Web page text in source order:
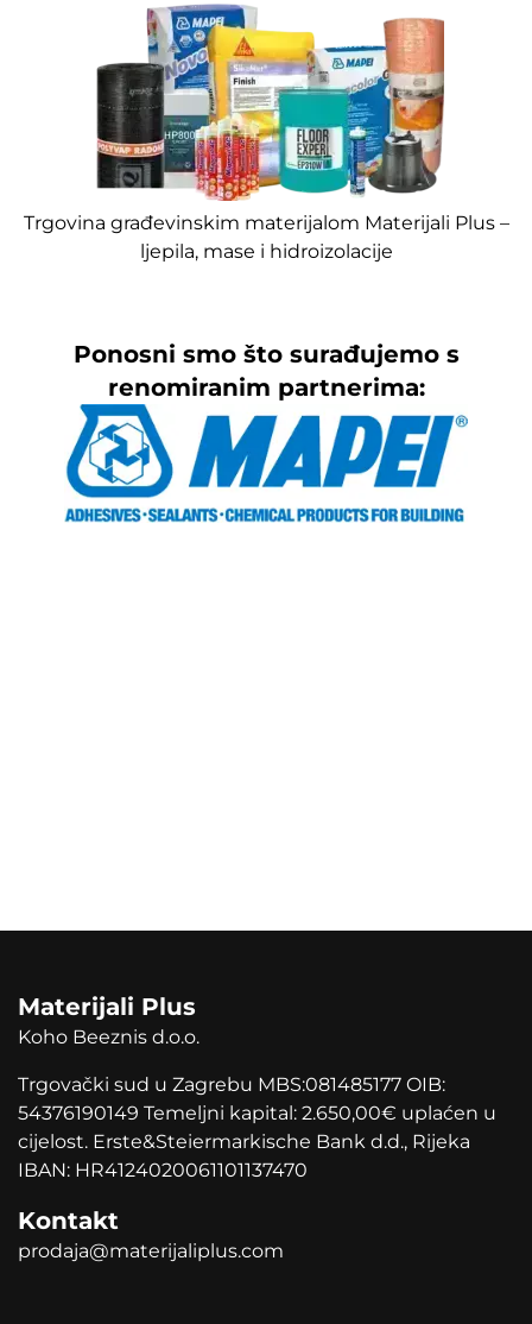
Trgovina građevinskim materijalom Materijali Plus –
ljepila, mase i hidroizolacije
Ponosni smo što surađujemo s
renomiranim partnerima:
Materijali Plus
Koho Beeznis d.o.o.
Trgovački sud u Zagrebu MBS:081485177 OIB:
54376190149 Temeljni kapital: 2.650,00€ uplaćen u
cijelost. Erste&Steiermarkische Bank d.d., Rijeka
IBAN: HR4124020061101137470
Kontakt
prodaja@materijaliplus.com